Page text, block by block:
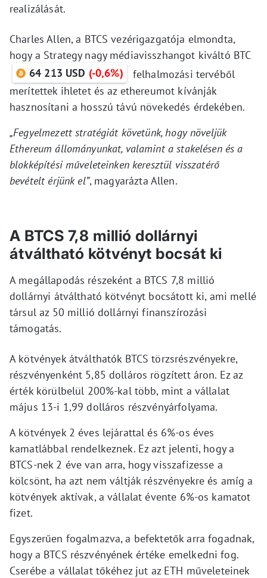
realizálását.
Charles Allen, a BTCS vezérigazgatója elmondta,
hogy a Strategy nagy médiavisszhangot kiváltó BTC
64 213 USD (-0,6%)
felhalmozási tervéből
merítettek ihletet és az ethereumot kívánják
hasznosítani a hosszú távú növekedés érdekében.
„Fegyelmezett stratégiát követünk, hogy növeljük
Ethereum állományunkat, valamint a stakelésen és a
blokképítési műveleteinken keresztül visszatérő
bevételt érjünk el”, magyarázta Allen.
A BTCS 7,8 millió dollárnyi
átváltható kötvényt bocsát ki
A megállapodás részeként a BTCS 7,8 millió
dollárnyi átváltható kötvényt bocsátott ki, ami mellé
társul az 50 millió dollárnyi finanszírozási
támogatás.
A kötvények átválthatók BTCS törzsrészvényekre,
részvényenként 5,85 dolláros rögzített áron. Ez az
érték körülbelül 200%-kal több, mint a vállalat
május 13-i 1,99 dolláros részvényárfolyama.
A kötvények 2 éves lejárattal és 6%-os éves
kamatlábbal rendelkeznek. Ez azt jelenti, hogy a
BTCS-nek 2 éve van arra, hogy visszafizesse a
kölcsönt, ha azt nem váltják részvényekre és amíg a
kötvények aktívak, a vállalat évente 6%-os kamatot
fizet.
Egyszerűen fogalmazva, a befektetők arra fogadnak,
hogy a BTCS részvényének értéke emelkedni fog.
Cserébe a vállalat tőkéhez jut az ETH műveleteinek